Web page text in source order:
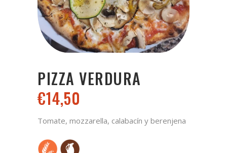
PIZZA VERDURA
€14,50
Tomate, mozzarella, calabacín y berenjena